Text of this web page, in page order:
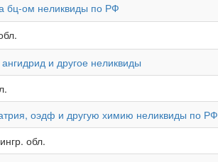
бц-ом неликвиды по РФ
и другое неликвиды
оэдф и другую химию неликвиды по РФ
обл.